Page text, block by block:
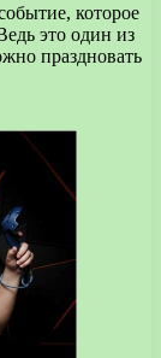
которое
это один из
праздновать